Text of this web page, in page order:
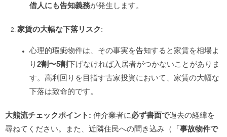
借人にも告知義務が発生します。
家賃の大幅な下落リスク:
心理的瑕疵物件は、その事実を告知すると家賃を相場よ
り2割〜5割下げなければ入居者がつかないことがありま
す。高利回りを目指す古家投資において、家賃の大幅な
下落は致命的です。
大熊流チェックポイント: 仲介業者に必ず書面で過去の経緯を
尋ねてください。また、近隣住民への聞き込み（
「事故物件で